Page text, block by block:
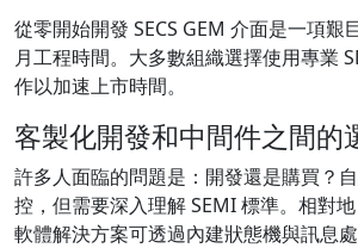
從零開始開發 SECS GEM 介面是一項艱
月工程時間。大多數組織選擇使用專業
作以加速上市時間。
客製化開發和中間件之間的
許多人面臨的問題是：開發還是購買？
控，但需要深入理解 SEMI 標準。相對地
軟體解決方案可透過內建狀態機與訊息處